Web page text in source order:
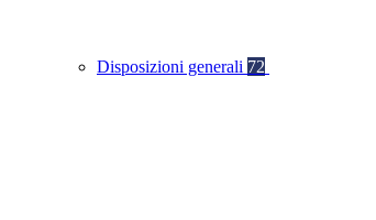
Disposizioni generali 72